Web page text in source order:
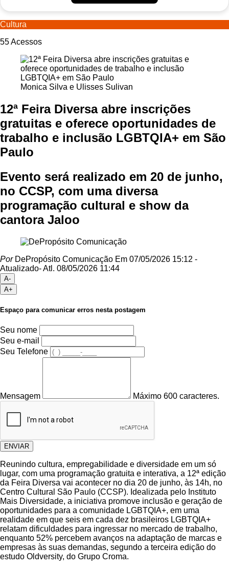
Cultura
55Acessos
Monica Silva e Ulisses Sulivan
12ª Feira Diversa abre inscrições
gratuitas e oferece oportunidades de
trabalho e inclusão LGBTQIA+ em São
Paulo
Evento será realizado em 20 de junho,
no CCSP, com uma diversa
programação cultural e show da
cantora Jaloo
PorDePropósito Comunicação Em 07/05/2026 15:12 -
Atualizado- Atl. 08/05/2026 11:44
A-
A+
Espaço para comunicar erros nesta postagem
Seu nome
Seu e-mail
Seu Telefone
Mensagem Máximo 600 caracteres.
ENVIAR
Reunindo cultura, empregabilidade e diversidade em um só
lugar, com uma programação gratuita e interativa, a 12ª edição
da Feira Diversa vai acontecer no dia 20 de junho, às 14h, no
Centro Cultural São Paulo (CCSP). Idealizada pelo Instituto
Mais Diversidade, a iniciativa promove inclusão e geração de
oportunidades para a comunidade LGBTQIA+, em uma
realidade em que seis em cada dez brasileiros LGBTQIA+
relatam dificuldades para ingressar no mercado de trabalho,
enquanto 52% percebem avanços na adaptação de marcas e
empresas às suas demandas, segundo a terceira edição do
estudo Oldversity, do Grupo Croma.